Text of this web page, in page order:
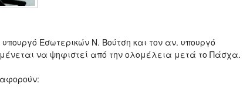
Εσωτερικών Ν. Βούτση και τον αν. υπουργό
να ψηφιστεί από την ολομέλεια μετά το Πάσχα.